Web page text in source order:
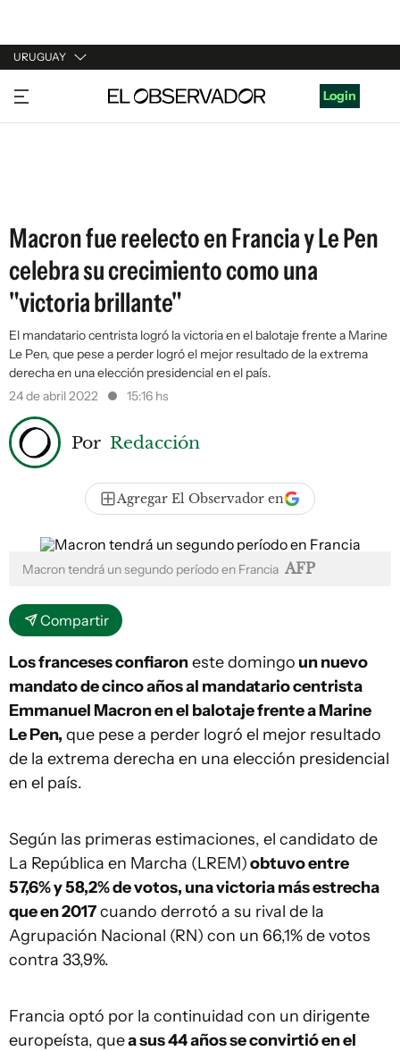
URUGUAY
URUGUAY
ARGENTINA
Login
Macron fue reelecto en Francia y Le Pen
celebra su crecimiento como una
"victoria brillante"
El mandatario centrista logró la victoria en el balotaje frente a Marine
Le Pen, que pese a perder logró el mejor resultado de la extrema
derecha en una elección presidencial en el país.
24 de abril 2022
15:16 hs
Por Redacción
Agregar El Observador en
Macron tendrá un segundo período en Francia AFP
Compartir
Los franceses confiaroneste domingo un nuevo
mandato de cinco años al mandatario centrista
Emmanuel Macron en el balotaje frente a Marine
Le Pen, que pese a perder logró el mejor resultado
de la extrema derecha en una elección presidencial
en el país.
Según las primeras estimaciones, el candidato de
La República en Marcha (LREM)obtuvo entre
57,6% y 58,2% de votos, una victoria más estrecha
que en 2017cuando derrotó a su rival de la
Agrupación Nacional (RN) con un 66,1% de votos
contra 33,9%.
Francia optó por la continuidad con un dirigente
europeísta, quea sus 44 años se convirtió en el